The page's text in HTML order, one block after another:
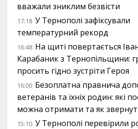
вважали зниклим безвісти
17:18 У Тернополі зафіксували
температурний рекорд
16:48 На щиті повертається
Карабаник з Тернопільщини:
просить гідно зустріти Героя
16:00 Безоплатна правнича
ветеранів та їхніх родин: які
можна отримати та як
15:10 У Тернополі перевірили